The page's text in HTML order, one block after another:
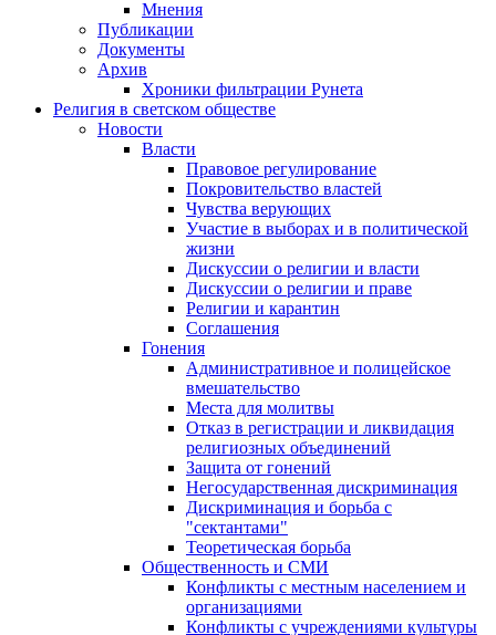
Мнения
Публикации
Документы
Архив
Хроники фильтрации Рунета
Религия в светском обществе
Новости
Власти
Правовое регулирование
Покровительство властей
Чувства верующих
Участие в выборах и в политической
жизни
Дискуссии о религии и власти
Дискуссии о религии и праве
Религии и карантин
Соглашения
Гонения
Административное и полицейское
вмешательство
Места для молитвы
Отказ в регистрации и ликвидация
религиозных объединений
Защита от гонений
Негосударственная дискриминация
Дискриминация и борьба с
"сектантами"
Теоретическая борьба
Общественность и СМИ
Конфликты с местным населением и
организациями
Конфликты с учреждениями культуры